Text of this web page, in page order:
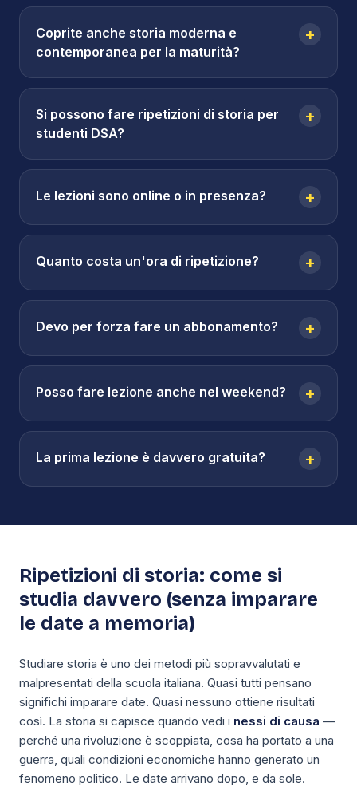
Coprite anche storia moderna e
contemporanea per la maturità?
+
Si possono fare ripetizioni di storia per
studenti DSA?
+
Le lezioni sono online o in presenza? +
Quanto costa un'ora di ripetizione? +
Devo per forza fare un abbonamento? +
Posso fare lezione anche nel weekend? +
La prima lezione è davvero gratuita? +
Ripetizioni di storia: come si
studia davvero (senza imparare
le date a memoria)
Studiare storia è uno dei metodi più sopravvalutati e
malpresentati della scuola italiana. Quasi tutti pensano
significhi imparare date. Quasi nessuno ottiene risultati
così. La storia si capisce quando vedi i nessi di causa —
perché una rivoluzione è scoppiata, cosa ha portato a una
guerra, quali condizioni economiche hanno generato un
fenomeno politico. Le date arrivano dopo, e da sole.